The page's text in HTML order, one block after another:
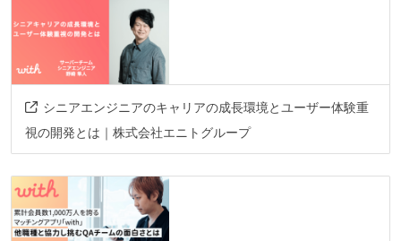
シニアエンジニアのキャリアの成長環境とユーザー体験重
視の開発とは｜株式会社エニトグループ